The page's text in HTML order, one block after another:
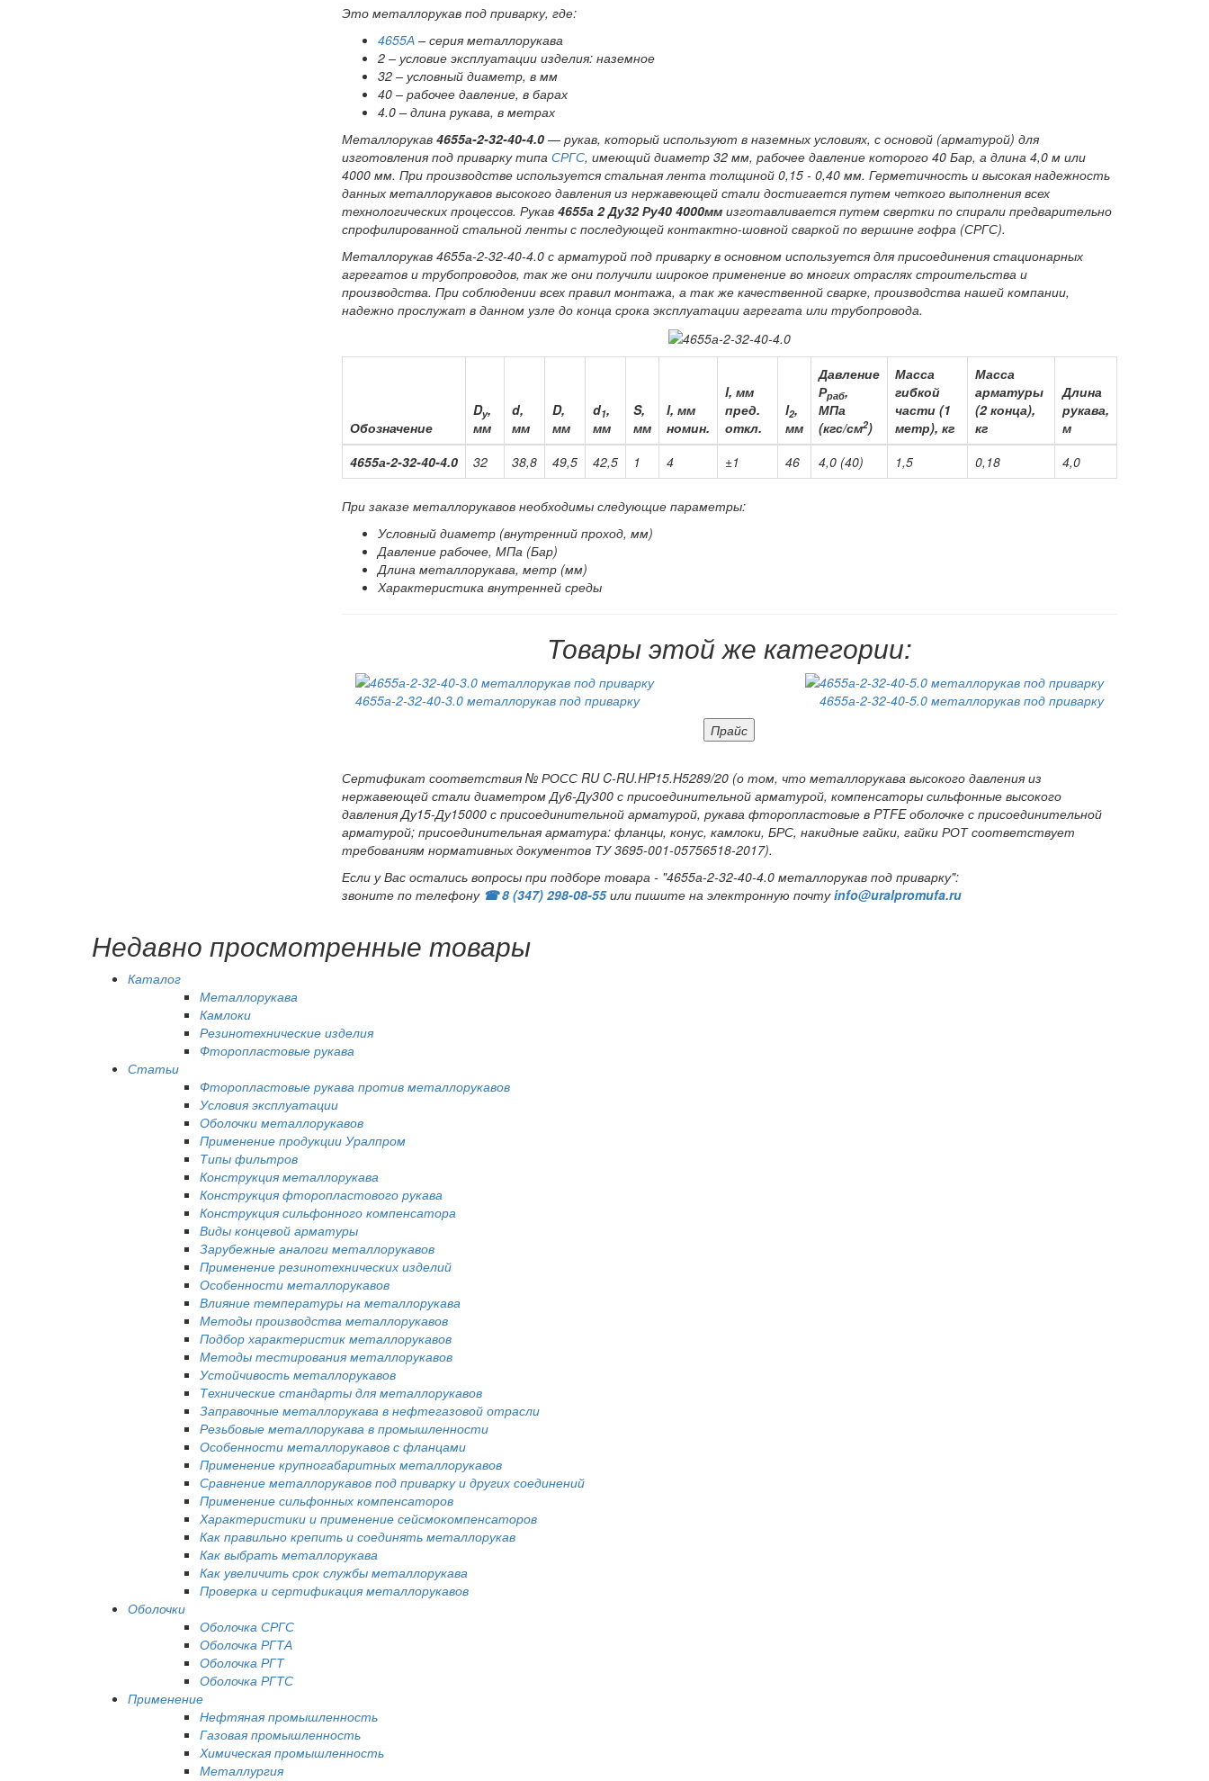
Это металлорукав под приварку, где:
4655А– серия металлорукава
2 – условие эксплуатации изделия: наземное
32 – условный диаметр, в мм
40 – рабочее давление, в барах
4.0 – длина рукава, в метрах
Металлорукав 4655а-2-32-40-4.0— рукав, который используют в наземных условиях, с основой (арматурой) для
изготовления под приварку типа СРГС, имеющий диаметр 32 мм, рабочее давление которого 40 Бар, а длина 4,0 м или
4000 мм. При производстве используется стальная лента толщиной 0,15 - 0,40 мм. Герметичность и высокая надежность
данных металлорукавов высокого давления из нержавеющей стали достигается путем четкого выполнения всех
технологических процессов. Рукав 4655а 2 Ду32 Ру40 4000ммизготавливается путем свертки по спирали предварительно
спрофилированной стальной ленты с последующей контактно-шовной сваркой по вершине гофра (СРГС).
Металлорукав 4655а-2-32-40-4.0 с арматурой под приварку в основном используется для присоединения стационарных
агрегатов и трубопроводов, так же они получили широкое применение во многих отраслях строительства и
производства. При соблюдении всех правил монтажа, а так же качественной сварке, производства нашей компании,
надежно прослужат в данном узле до конца срока эксплуатации агрегата или трубопровода.
Обозначение
Dу,
мм
d,
мм
D,
мм
d1,
мм
S,
мм
l, мм
номин.
l, мм
пред.
откл.
l2,
мм
Давление
Рраб,
МПа
(кгс/см2)
Масса
гибкой
части (1
метр), кг
Масса
арматуры
(2 конца),
кг
Длина
рукава,
м
4655а-2-32-40-4.0
32 38,8 49,5 42,5 1 4 ±1 46 4,0 (40) 1,5 0,18 4,0
При заказе металлорукавов необходимы следующие параметры:
Условный диаметр (внутренний проход, мм)
Давление рабочее, МПа (Бар)
Длина металлорукава, метр (мм)
Характеристика внутренней среды
Товары этой же категории:
4655а-2-32-40-3.0 металлорукав под приварку
4655а-2-32-40-5.0 металлорукав под приварку
Прайс
Сертификат соответствия № РОСС RU C-RU.HP15.H5289/20 (о том, что металлорукава высокого давления из
нержавеющей стали диаметром Ду6-Ду300 с присоединительной арматурой, компенсаторы сильфонные высокого
давления Ду15-Ду15000 с присоединительной арматурой, рукава фторопластовые в PTFE оболочке с присоединительной
арматурой; присоединительная арматура: фланцы, конус, камлоки, БРС, накидные гайки, гайки РОТ соответствует
требованиям нормативных документов ТУ 3695-001-05756518-2017).
Если у Вас остались вопросы при подборе товара - "4655а-2-32-40-4.0 металлорукав под приварку":
звоните по телефону ☎ 8 (347) 298‑08‑55или пишите на электронную почтуinfo@uralpromufa.ru
Недавно просмотренные товары
Каталог
Металлорукава
Камлоки
Резинотехнические изделия
Фторопластовые рукава
Статьи
Фторопластовые рукава против металлорукавов
Условия эксплуатации
Оболочки металлорукавов
Применение продукции Уралпром
Типы фильтров
Конструкция металлорукава
Конструкция фторопластового рукава
Конструкция сильфонного компенсатора
Виды концевой арматуры
Зарубежные аналоги металлорукавов
Применение резинотехнических изделий
Особенности металлорукавов
Влияние температуры на металлорукава
Методы производства металлорукавов
Подбор характеристик металлорукавов
Методы тестирования металлорукавов
Устойчивость металлорукавов
Технические стандарты для металлорукавов
Заправочные металлорукава в нефтегазовой отрасли
Резьбовые металлорукава в промышленности
Особенности металлорукавов с фланцами
Применение крупногабаритных металлорукавов
Сравнение металлорукавов под приварку и других соединений
Применение сильфонных компенсаторов
Характеристики и применение сейсмокомпенсаторов
Как правильно крепить и соединять металлорукав
Как выбрать металлорукава
Как увеличить срок службы металлорукава
Проверка и сертификация металлорукавов
Оболочки
Оболочка СРГС
Оболочка РГТА
Оболочка РГТ
Оболочка РГТС
Применение
Нефтяная промышленность
Газовая промышленность
Химическая промышленность
Металлургия